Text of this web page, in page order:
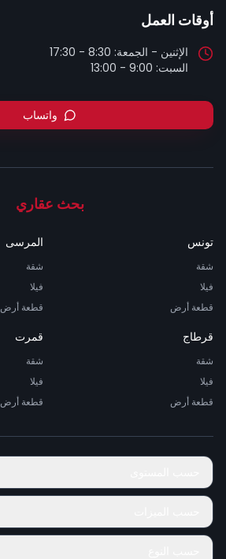
أوقات العمل
السبت: 9:00 - 13:00
واتساب
بحث عقاري
تونس
شقة
فيلا
قطعة أرض
المرسى
شقة
فيلا
قطعة أرض
قرطاج
شقة
فيلا
قطعة أرض
قمرت
شقة
فيلا
قطعة أرض